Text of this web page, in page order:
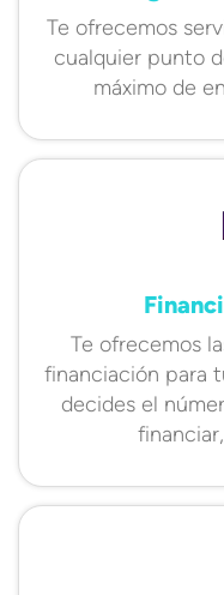
Te ofrecemos
cualquier punto
máximo de
Te ofrecemos
financiación para
decides el